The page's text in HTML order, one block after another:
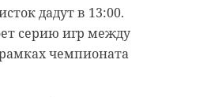
дадут в 13:00.
серию игр между
чемпионата
программ
частично
расходы на
Всего
Александр
своей